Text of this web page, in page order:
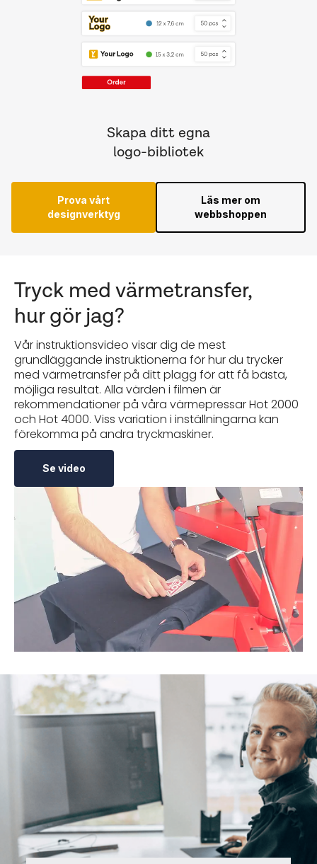
Skapa ditt egna
logo-bibliotek
Prova vårt
designverktyg
Läs mer om
webbshoppen
Tryck med värmetransfer,
hur gör jag?
Vår instruktionsvideo visar dig de mest
grundläggande instruktionerna för hur du trycker
med värmetransfer på ditt plagg för att få bästa,
möjliga resultat. Alla värden i filmen är
rekommendationer på våra värmepressar Hot 2000
och Hot 4000. Viss variation i inställningarna kan
förekomma på andra tryckmaskiner.
Se video